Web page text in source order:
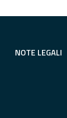
NOTE LEGALI